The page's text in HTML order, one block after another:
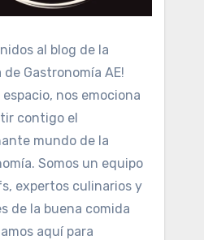
al blog de la
de Gastronomía AE!
espacio, nos emociona
contigo el
mundo de la
Somos un equipo
expertos culinarios y
de la buena comida
aquí para